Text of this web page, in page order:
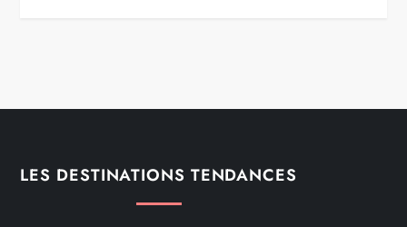
LES DESTINATIONS TENDANCES